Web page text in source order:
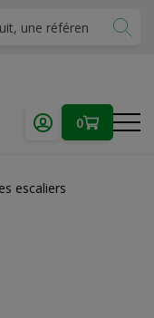
0
escaliers